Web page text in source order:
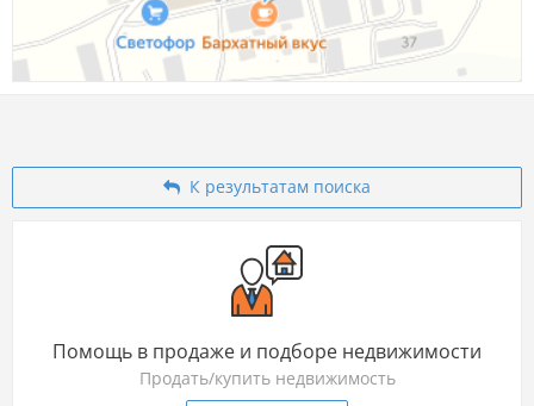
К результатам поиска
Помощь в продаже и подборе недвижимости
Продать/купить недвижимость